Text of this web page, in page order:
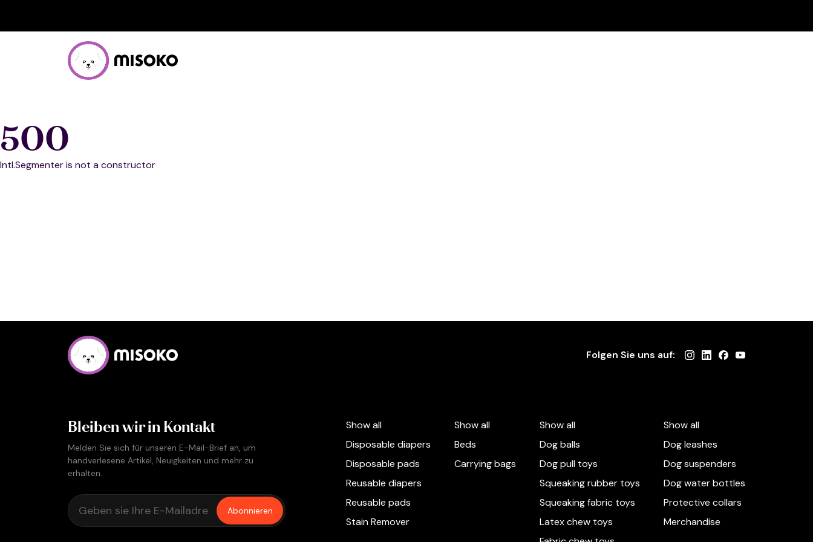
500
Intl.Segmenter is not a constructor
Folgen Sie uns auf:
Bleiben wir in Kontakt
Melden Sie sich für unseren E-Mail-Brief an, um
handverlesene Artikel, Neuigkeiten und mehr zu
erhalten.
Abonnieren
Show all
Disposable diapers
Disposable pads
Reusable diapers
Reusable pads
Stain Remover
Show all
Beds
Carrying bags
Show all
Dog balls
Dog pull toys
Squeaking rubber toys
Squeaking fabric toys
Latex chew toys
Show all
Dog leashes
Dog suspenders
Dog water bottles
Protective collars
Merchandise